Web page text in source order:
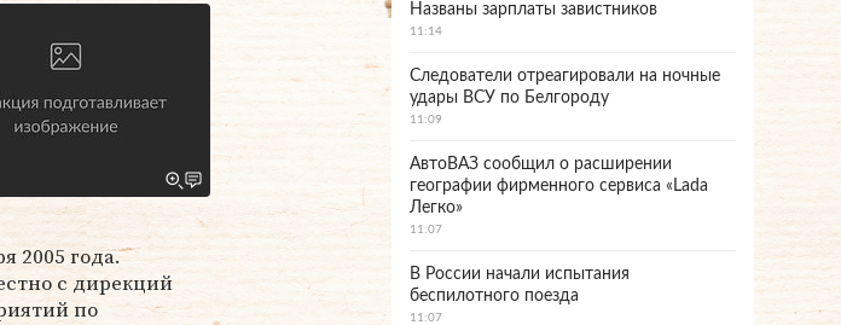
2005 года.
с дирекций
по
Названы зарплаты завистников
11:14
Следователи отреагировали на ночные
удары ВСУ по Белгороду
11:09
АвтоВАЗ сообщил о расширении
географии фирменного сервиса «Lada
Легко»
11:07
В России начали испытания
беспилотного поезда
11:07